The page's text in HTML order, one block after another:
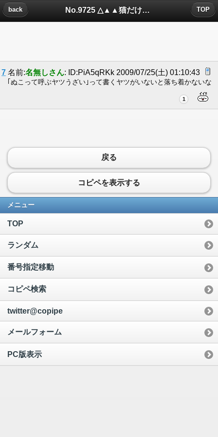
No.9725 △▲▲猫だけにみえるもの・14▲▲△についたコメント
back TOP
7 名前:名無しさん: ID:PiA5qRKk 2009/07/25(土) 01:10:43
｢ぬこって呼ぶヤツうざい｣って書くヤツがいないと落ち着かないな
1
戻る
コピペを表示する
メニュー
TOP
ランダム
番号指定移動
コピペ検索
twitter@copipe
メールフォーム
PC版表示